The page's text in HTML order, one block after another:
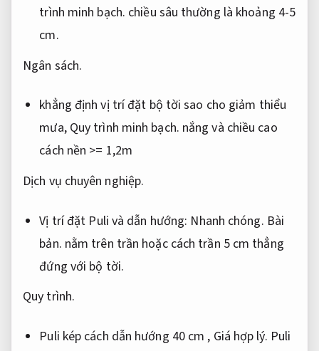
trình minh bạch. chiều sâu thường là khoảng 4-5
cm.
Ngân sách.
khẳng định vị trí đặt bộ tời sao cho giảm thiểu
mưa, Quy trình minh bạch. nắng và chiều cao
cách nền >= 1,2m
Dịch vụ chuyên nghiệp.
Vị trí đặt Puli và dẫn hướng: Nhanh chóng. Bài
bản. nằm trên trần hoặc cách trần 5 cm thẳng
đứng với bộ tời.
Quy trình.
Puli kép cách dẫn hướng 40 cm , Giá hợp lý. Puli